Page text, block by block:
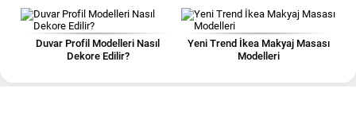
Duvar Profil Modelleri Nasıl
Dekore Edilir?
Yeni Trend İkea Makyaj Masası
Modelleri